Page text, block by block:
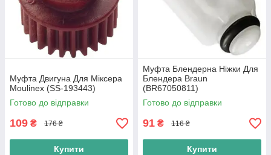
Муфта Двигуна Для Міксера
Moulinex (SS-193443)
Готово до відправки
109 ₴ 176 ₴
Купити
Муфта Блендерна Ніжки Для
Блендера Braun
(BR67050811)
Готово до відправки
91 ₴ 116 ₴
Купити